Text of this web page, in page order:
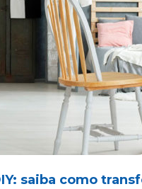
saiba como
alugado com
não significa abrir
e acolhedor.
DIY, é possível